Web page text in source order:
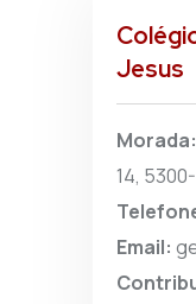
Jesus
Morada:
14,
Email: